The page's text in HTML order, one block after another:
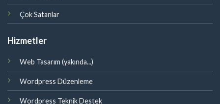
Çok Satanlar
Hizmetler
Web Tasarım (yakında...)
Wordpress Düzenleme
Wordpress Teknik Destek